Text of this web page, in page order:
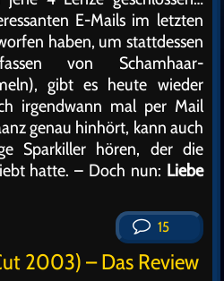
E-Mails im letzten
haben, um stattdessen
von Schamhaar-
gibt es heute wieder
irgendwann mal per Mail
genau hinhört, kann auch
Sparkiller hören, der die
hatte. – Doch nun: Liebe
15
2003) – Das Review